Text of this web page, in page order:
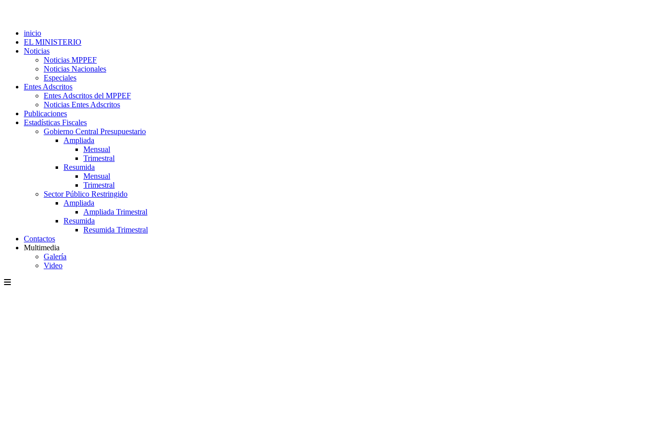
inicio
EL MINISTERIO
Noticias
Noticias MPPEF
Noticias Nacionales
Especiales
Entes Adscritos
Entes Adscritos del MPPEF
Noticias Entes Adscritos
Publicaciones
Estadísticas Fiscales
Gobierno Central Presupuestario
Ampliada
Mensual
Trimestral
Resumida
Mensual
Trimestral
Sector Público Restringido
Ampliada
Ampliada Trimestral
Resumida
Resumida Trimestral
Contactos
Multimedia
Galería
Video